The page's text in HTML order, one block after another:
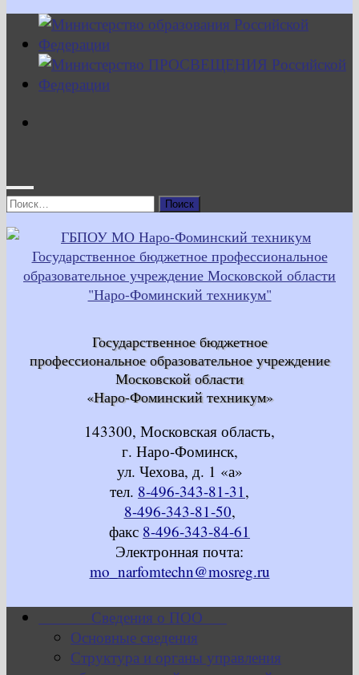
Найти:
Государственное бюджетное
профессиональное образовательное учреждение
Московской области
«Наро-Фоминский техникум»
143300, Московская область,
г. Наро-Фоминск,
ул. Чехова, д. 1 «а»
тел. 8-496-343-81-31 ,
8-496-343-81-50,
факс 8-496-343-84-61
Электронная почта:
mo_narfomtechn@mosreg.ru
Сведения о ПОО
Основные сведения
Структура и органы управления